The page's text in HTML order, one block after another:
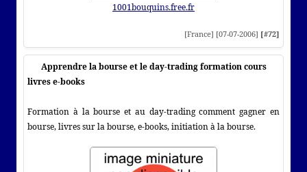
1001bouquins.free.fr
[France] [07-07-2006] [#72]
Apprendre la bourse et le day-trading formation cours
livres e-books
Formation à la bourse et au day-trading comment gagner en
bourse, livres sur la bourse, e-books, initiation à la bourse.